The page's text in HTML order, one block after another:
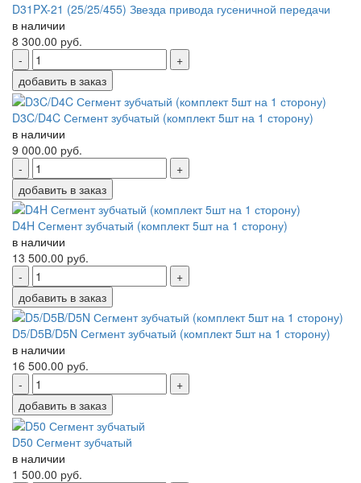
D31PX-21 (25/25/455) Звезда привода гусеничной передачи
в наличии
8 300.00 руб.
-
+
добавить в заказ
D3C/D4C Сегмент зубчатый (комплект 5шт на 1 сторону)
в наличии
9 000.00 руб.
-
+
добавить в заказ
D4H Сегмент зубчатый (комплект 5шт на 1 сторону)
в наличии
13 500.00 руб.
-
+
добавить в заказ
D5/D5B/D5N Сегмент зубчатый (комплект 5шт на 1 сторону)
в наличии
16 500.00 руб.
-
+
добавить в заказ
D50 Сегмент зубчатый
в наличии
1 500.00 руб.